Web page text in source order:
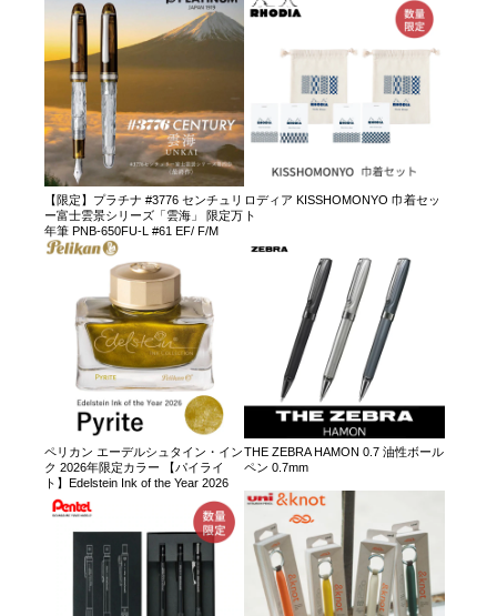
【限定】プラチナ #3776 センチュリ
ー富士雲景シリーズ「雲海」 限定万
年筆 PNB-650FU-L #61 EF/ F/M
ロディア KISSHOMONYO 巾着セッ
ト
ペリカン エーデルシュタイン・イン
ク 2026年限定カラー 【パイライ
ト】Edelstein Ink of the Year 2026
THE ZEBRA HAMON 0.7 油性ボール
ペン 0.7mm